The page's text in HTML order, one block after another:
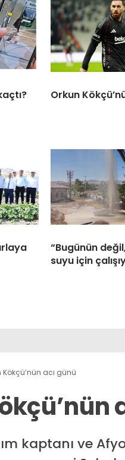
Orkun
“Bugünün
suyu için
Kökçü’nün acı günü
kaptanı ve